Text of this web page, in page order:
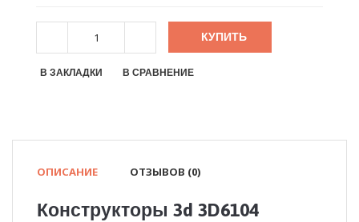
КУПИТЬ
В ЗАКЛАДКИ В СРАВНЕНИЕ
ОПИСАНИЕ ОТЗЫВОВ (0)
Конструкторы 3d 3D6104